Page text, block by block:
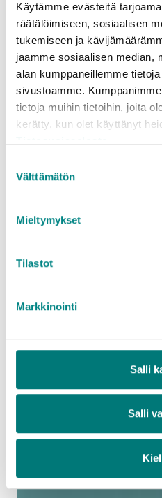
Käytämme evästeitä
räätälöimiseen, sosiaalisen
tukemiseen ja
jaamme sosiaalisen median,
alan kumppaneillemme
sivustoamme.
tietoja muihin tietoihin, joita
kerätty, kun olet käyttänyt
valinta
Välttämätön
Mieltymykset
Tilastot
Markkinointi
Salli
Salli
Oheiset hinta- ja
jäteasemille tuotavia
pienkuormia
. (Alv 25,5
Kotitalouksien
pien- ja suurkuormien
määrärajoitustiedot
suurkuormat)
Mitä jätteelle
Kiinteistöiltä kerätty
vastaanotettu poltettava
energiatuotannossa.
poltettu sähköksi ja
Vantaan Energia Oy